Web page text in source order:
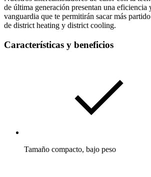
de última generación presentan una eficiencia
vanguardia que te permitirán sacar más
de district heating y district cooling.
Características y beneficios
Tamaño compacto, bajo peso